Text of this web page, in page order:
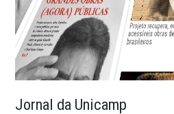
Jornal da Unicamp